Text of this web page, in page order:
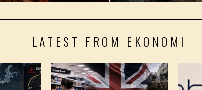
LATEST FROM EKONOMI